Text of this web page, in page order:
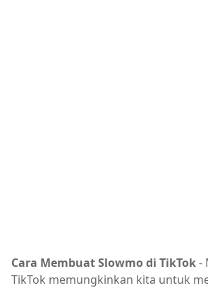
Cara Membuat Slowmo di TikTok-
TikTok memungkinkan kita untuk